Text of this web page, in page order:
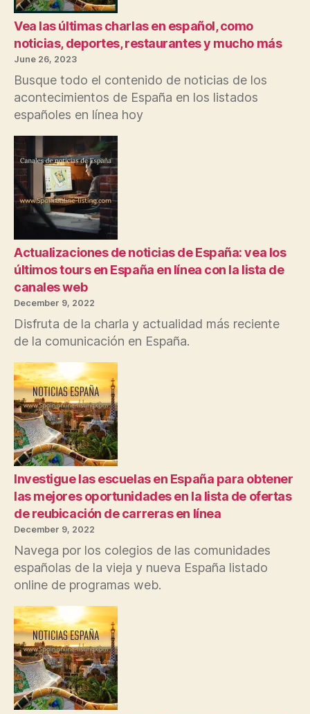
Vea las últimas charlas en español, como
noticias, deportes, restaurantes y mucho más
June 26, 2023
Busque todo el contenido de noticias de los
acontecimientos de España en los listados
españoles en línea hoy
Actualizaciones de noticias de España: vea los
últimos tours en España en línea con la lista de
canales web
December 9, 2022
Disfruta de la charla y actualidad más reciente
de la comunicación en España.
Investigue las escuelas en España para obtener
las mejores oportunidades en la lista de ofertas
de reubicación de carreras en línea
December 9, 2022
Navega por los colegios de las comunidades
españolas de la vieja y nueva España listado
online de programas web.